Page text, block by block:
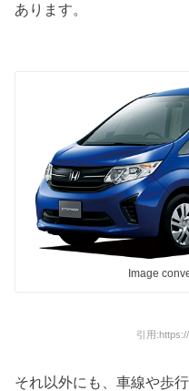
あります。
Image
引用
それ以外にも、車線や歩